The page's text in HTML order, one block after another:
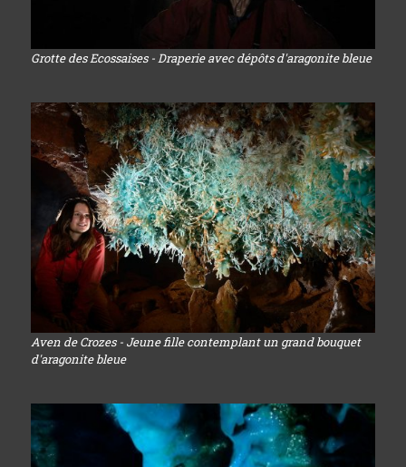
Grotte des Ecossaises - Draperie avec dépôts d'aragonite bleue
Aven de Crozes - Jeune fille contemplant un grand bouquet
d'aragonite bleue